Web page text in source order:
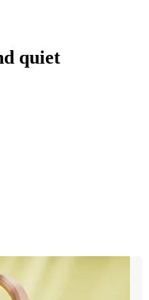
quiet